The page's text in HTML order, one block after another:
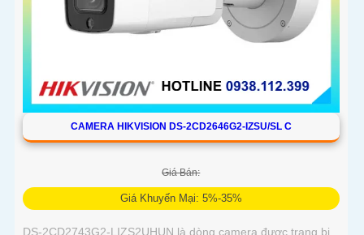
CAMERA HIKVISION DS-2CD2646G2-IZSU/SL C
Giá Bán:
Giá Khuyến Mại: 5%-35%
DS-2CD2743G2-LIZS2UHUN là dòng camera được trang bị